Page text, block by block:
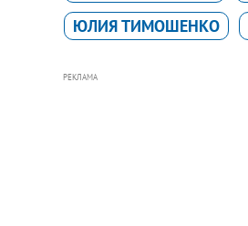
ЮЛИЯ ТИМОШЕНКО
РЕКЛАМА